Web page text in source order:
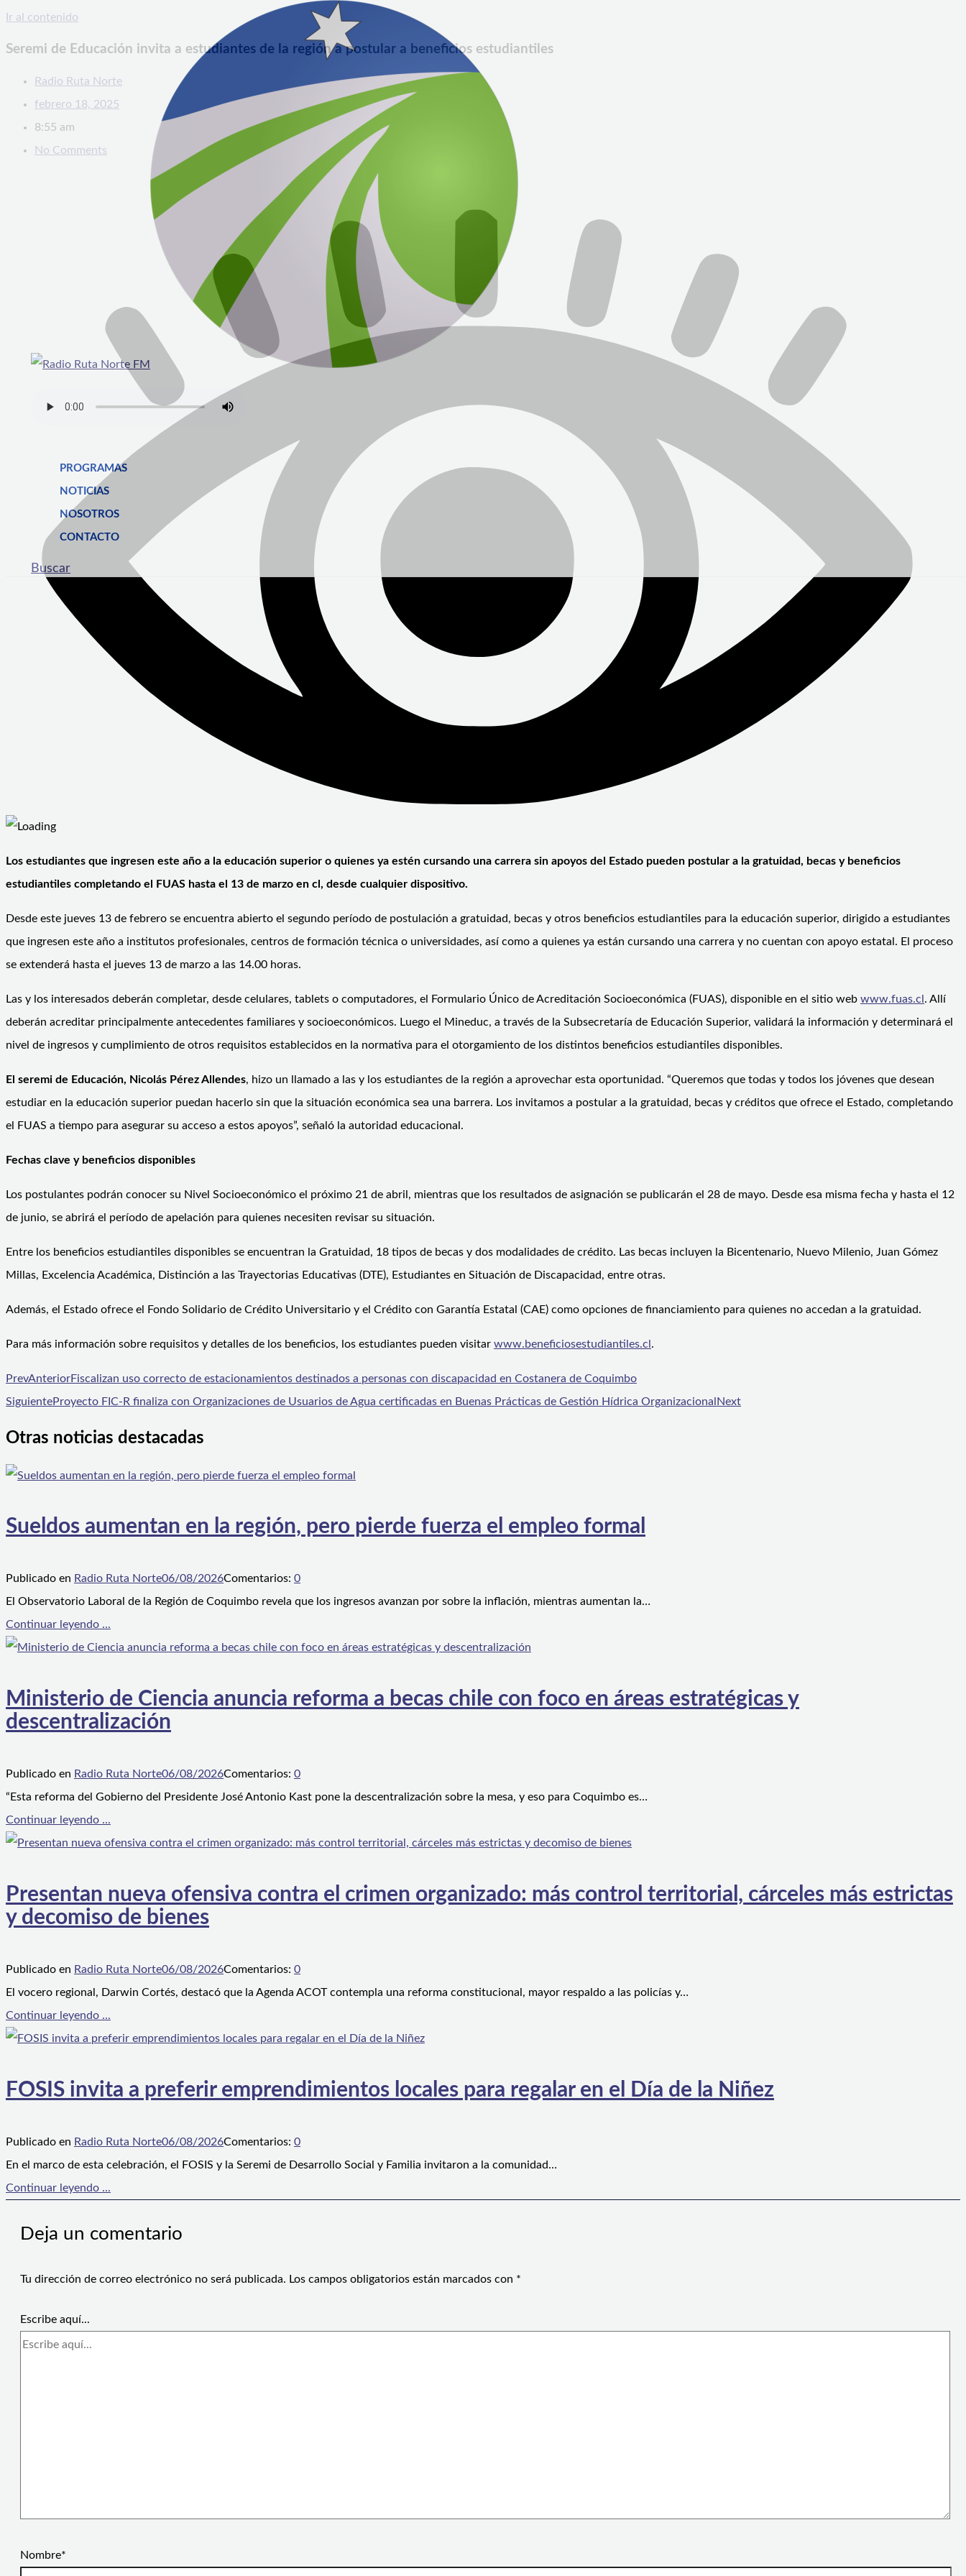
Ir al contenido
PROGRAMAS
NOTICIAS
NOSOTROS
CONTACTO
Buscar
Seremi de Educación invita a estudiantes de la región a postular a beneficios estudiantiles
Radio Ruta Norte
febrero 18, 2025
8:55 am
No Comments
Los estudiantes que ingresen este año a la educación superior o quienes ya estén cursando una carrera sin apoyos del Estado pueden postular a la gratuidad, becas y beneficios
estudiantiles completando el FUAS hasta el 13 de marzo en cl, desde cualquier dispositivo.
Desde este jueves 13 de febrero se encuentra abierto el segundo período de postulación a gratuidad, becas y otros beneficios estudiantiles para la educación superior, dirigido a estudiantes
que ingresen este año a institutos profesionales, centros de formación técnica o universidades, así como a quienes ya están cursando una carrera y no cuentan con apoyo estatal. El proceso
se extenderá hasta el jueves 13 de marzo a las 14.00 horas.
Las y los interesados deberán completar, desde celulares, tablets o computadores, el Formulario Único de Acreditación Socioeconómica (FUAS), disponible en el sitio web www.fuas.cl . Allí
deberán acreditar principalmente antecedentes familiares y socioeconómicos. Luego el Mineduc, a través de la Subsecretaría de Educación Superior, validará la información y determinará el
nivel de ingresos y cumplimiento de otros requisitos establecidos en la normativa para el otorgamiento de los distintos beneficios estudiantiles disponibles.
El seremi de Educación, Nicolás Pérez Allendes, hizo un llamado a las y los estudiantes de la región a aprovechar esta oportunidad. “Queremos que todas y todos los jóvenes que desean
estudiar en la educación superior puedan hacerlo sin que la situación económica sea una barrera. Los invitamos a postular a la gratuidad, becas y créditos que ofrece el Estado, completando
el FUAS a tiempo para asegurar su acceso a estos apoyos”, señaló la autoridad educacional.
Fechas clave y beneficios disponibles
Los postulantes podrán conocer su Nivel Socioeconómico el próximo 21 de abril, mientras que los resultados de asignación se publicarán el 28 de mayo. Desde esa misma fecha y hasta el 12
de junio, se abrirá el período de apelación para quienes necesiten revisar su situación.
Entre los beneficios estudiantiles disponibles se encuentran la Gratuidad, 18 tipos de becas y dos modalidades de crédito. Las becas incluyen la Bicentenario, Nuevo Milenio, Juan Gómez
Millas, Excelencia Académica, Distinción a las Trayectorias Educativas (DTE), Estudiantes en Situación de Discapacidad, entre otras.
Además, el Estado ofrece el Fondo Solidario de Crédito Universitario y el Crédito con Garantía Estatal (CAE) como opciones de financiamiento para quienes no accedan a la gratuidad.
Para más información sobre requisitos y detalles de los beneficios, los estudiantes pueden visitar www.beneficiosestudiantiles.cl .
PrevAnteriorFiscalizan uso correcto de estacionamientos destinados a personas con discapacidad en Costanera de Coquimbo
SiguienteProyecto FIC-R finaliza con Organizaciones de Usuarios de Agua certificadas en Buenas Prácticas de Gestión Hídrica Organizacional Next
Otras noticias destacadas
Sueldos aumentan en la región, pero pierde fuerza el empleo formal
Publicado en Radio Ruta Norte06/08/2026Comentarios: 0
El Observatorio Laboral de la Región de Coquimbo revela que los ingresos avanzan por sobre la inflación, mientras aumentan la…
Continuar leyendo ...
Ministerio de Ciencia anuncia reforma a becas chile con foco en áreas estratégicas y
descentralización
Publicado en Radio Ruta Norte06/08/2026Comentarios: 0
“Esta reforma del Gobierno del Presidente José Antonio Kast pone la descentralización sobre la mesa, y eso para Coquimbo es…
Continuar leyendo ...
Presentan nueva ofensiva contra el crimen organizado: más control territorial, cárceles más estrictas
y decomiso de bienes
Publicado en Radio Ruta Norte06/08/2026Comentarios: 0
El vocero regional, Darwin Cortés, destacó que la Agenda ACOT contempla una reforma constitucional, mayor respaldo a las policías y…
Continuar leyendo ...
FOSIS invita a preferir emprendimientos locales para regalar en el Día de la Niñez
Publicado en Radio Ruta Norte06/08/2026Comentarios: 0
En el marco de esta celebración, el FOSIS y la Seremi de Desarrollo Social y Familia invitaron a la comunidad…
Continuar leyendo ...
Deja un comentario
Tu dirección de correo electrónico no será publicada. Los campos obligatorios están marcados con *
Escribe aquí...
Nombre*